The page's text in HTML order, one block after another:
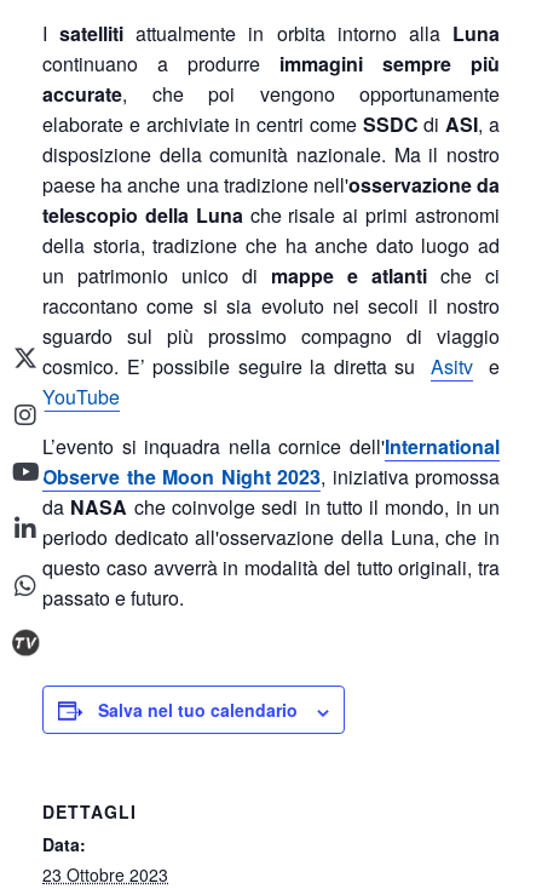
Isatelliti attualmente in orbita intorno alla Luna
continuano a produrre immagini sempre più
accurate, che poi vengono opportunamente
elaborate e archiviate in centri come SSDC diASI, a
disposizione della comunità nazionale. Ma il nostro
paese ha anche una tradizione nell'osservazione da
telescopio della Lunache risale ai primi astronomi
della storia, tradizione che ha anche dato luogo ad
un patrimonio unico di mappe e atlanti che ci
raccontano come si sia evoluto nei secoli il nostro
sguardo sul più prossimo compagno di viaggio
cosmico. E’ possibile seguire la diretta su Asitv e
YouTube
L’evento si inquadra nella cornice dell'International
Observe the Moon Night 2023, iniziativa promossa
da NASA che coinvolge sedi in tutto il mondo, in un
periodo dedicato all'osservazione della Luna, che in
questo caso avverrà in modalità del tutto originali, tra
passato e futuro.
Salva nel tuo calendario
DETTAGLI
Data:
23 Ottobre 2023